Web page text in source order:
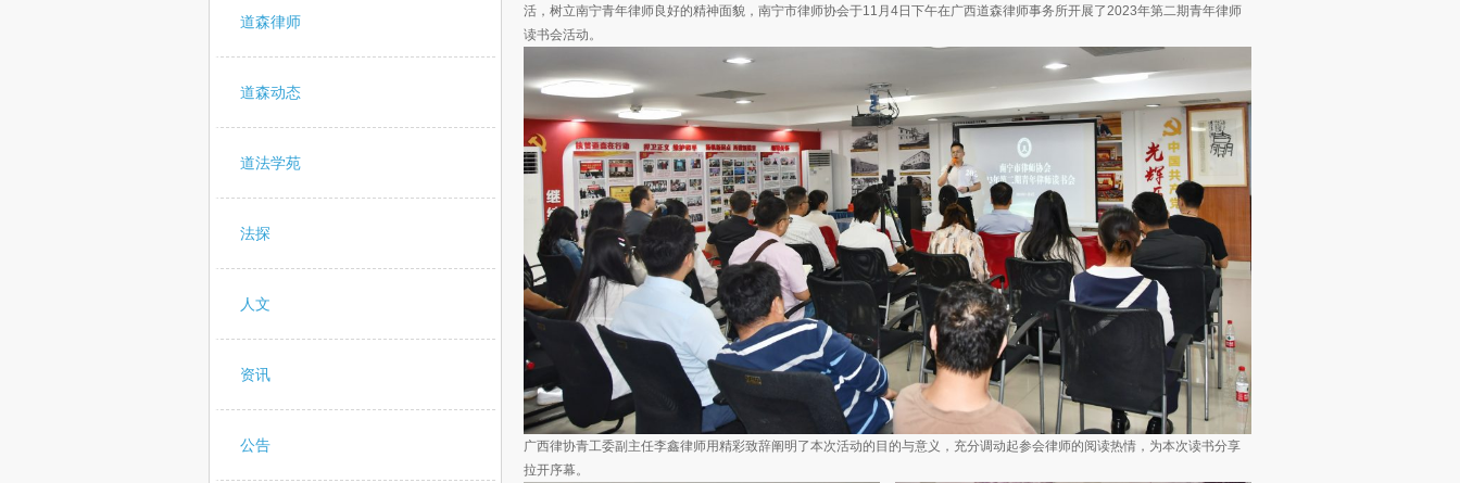
道森律师
道森动态
道法学苑
法探
人文
资讯
公告
活，树立南宁青年律师良好的精神面貌，南宁市律师协会于11月4日下午在广西道森律师事务所开展了2023年第二期青年律师
读书会活动。
广西律协青工委副主任李鑫律师用精彩致辞阐明了本次活动的目的与意义，充分调动起参会律师的阅读热情，为本次读书分享
拉开序幕。